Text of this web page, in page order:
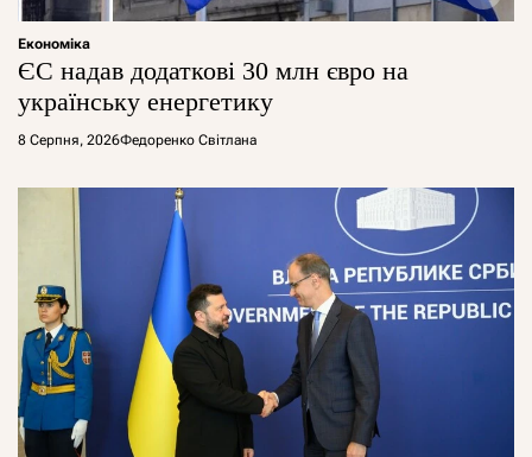
Економіка
ЄС надав додаткові 30 млн євро на
українську енергетику
8 Серпня, 2026Федоренко Світлана